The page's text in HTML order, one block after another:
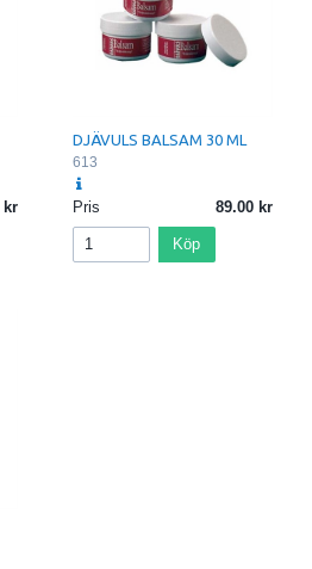
DJÄVULS BALSAM 30 ML
613
Pris 89.00
Köp